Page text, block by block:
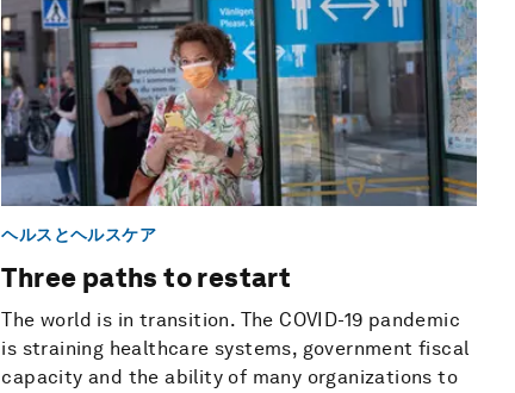
ヘルスとヘルスケア
Three paths to restart
The world is in transition. The COVID-19 pandemic
is straining healthcare systems, government fiscal
capacity and the ability of many organizations to